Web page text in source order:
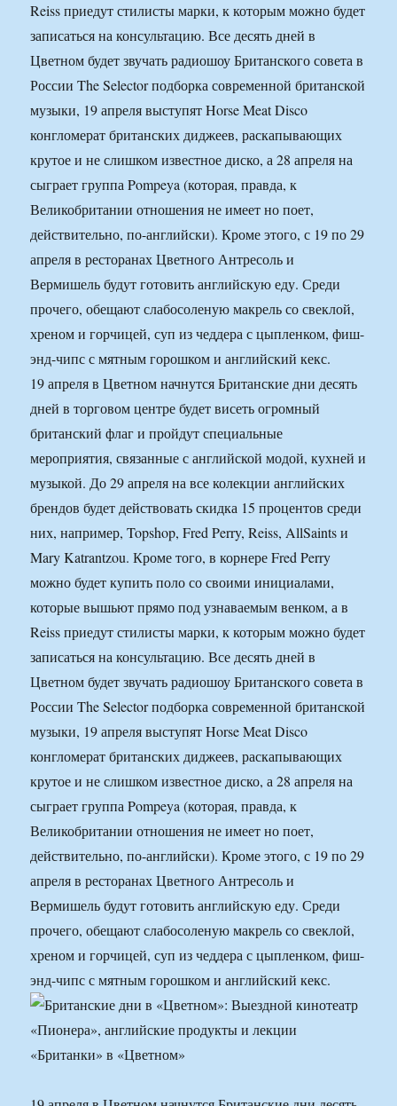
Reiss приедут стилисты марки, к которым можно будет
записаться на консультацию. Все десять дней в
Цветном будет звучать радиошоу Британского совета в
России The Selector подборка современной британской
музыки, 19 апреля выступят Horse Meat Disco
конгломерат британских диджеев, раскапывающих
крутое и не слишком известное диско, а 28 апреля на
сыграет группа Pompeya (которая, правда, к
Великобритании отношения не имеет но поет,
действительно, по-английски). Кроме этого, с 19 по 29
апреля в ресторанах Цветного Антресоль и
Вермишель будут готовить английскую еду. Среди
прочего, обещают слабосоленую макрель со свеклой,
хреном и горчицей, суп из чеддера с цыпленком, фиш-
энд-чипс с мятным горошком и английский кекс.
19 апреля в Цветном начнутся Британские дни десять
дней в торговом центре будет висеть огромный
британский флаг и пройдут специальные
мероприятия, связанные с английской модой, кухней и
музыкой. До 29 апреля на все колекции английских
брендов будет действовать скидка 15 процентов среди
них, например, Topshop, Fred Perry, Reiss, AllSaints и
Mary Katrantzou. Кроме того, в корнере Fred Perry
можно будет купить поло со своими инициалами,
которые вышьют прямо под узнаваемым венком, а в
Reiss приедут стилисты марки, к которым можно будет
записаться на консультацию. Все десять дней в
Цветном будет звучать радиошоу Британского совета в
России The Selector подборка современной британской
музыки, 19 апреля выступят Horse Meat Disco
конгломерат британских диджеев, раскапывающих
крутое и не слишком известное диско, а 28 апреля на
сыграет группа Pompeya (которая, правда, к
Великобритании отношения не имеет но поет,
действительно, по-английски). Кроме этого, с 19 по 29
апреля в ресторанах Цветного Антресоль и
Вермишель будут готовить английскую еду. Среди
прочего, обещают слабосоленую макрель со свеклой,
хреном и горчицей, суп из чеддера с цыпленком, фиш-
энд-чипс с мятным горошком и английский кекс.